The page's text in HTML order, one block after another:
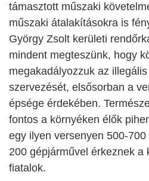
támasztott műszaki
műszaki átalakításokra is
György Zsolt kerületi
mindent megteszünk, hogy
megakadályozzuk az
szervezését, elsősorban a
épsége érdekében.
fontos a környéken élők
egy ilyen versenyen 500-700
200 gépjárművel érkeznek a
fiatalok.